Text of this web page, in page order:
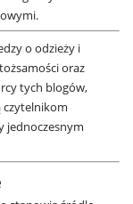
o odzieży i
oraz
tych blogów,
czytelnikom
jednoczesnym